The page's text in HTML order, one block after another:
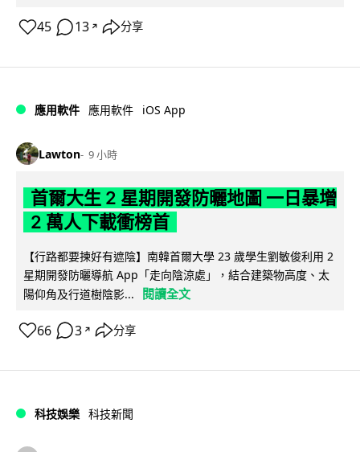
45 13 ↗ 分享
應用軟件 應用軟件 iOS App
Lawton 9 小時
首爾大生 2 星期開發防曬地圖 一日暴增
2 萬人下載衝榜首
【行路都要揀好有遮陰】南韓首爾大學 23 歲學生劉敏俊利用 2
星期開發防曬導航 App「走向陰涼處」，結合建築物高度、太
陽仰角及行道樹陰影...
閱讀全文
66 3 ↗ 分享
科技娛樂 科技新聞